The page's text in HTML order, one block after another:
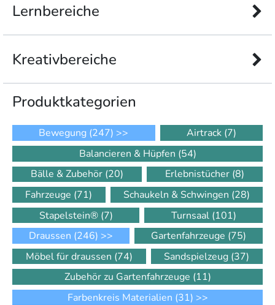
Lernbereiche
Kreativbereiche
Produkt­kategorien
Bewegung (247) >> Airtrack (7)
Balancieren & Hüpfen (54)
Bälle & Zubehör (20) Erlebnistücher (8)
Fahrzeuge (71) Schaukeln & Schwingen (28)
Stapelstein® (7) Turnsaal (101)
Draussen (246) >> Gartenfahrzeuge (75)
Möbel für draussen (74) Sandspielzeug (37)
Zubehör zu Gartenfahrzeuge (11)
Farbenkreis Materialien (31) >>